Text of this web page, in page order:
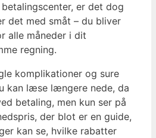
er det dog
det med småt – du bliver
alle måneder i dit
regning.
komplikationer og sure
kan læse længere nede, da
betaling, men kun ser på
der blot er en guide,
kan se, hvilke rabatter